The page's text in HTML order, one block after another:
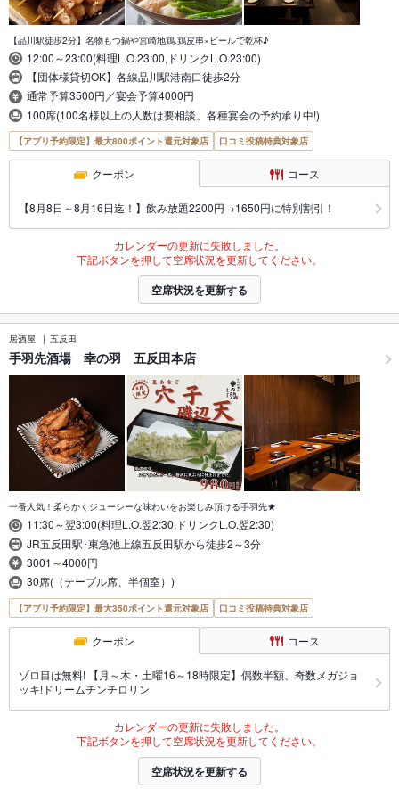
【品川駅徒歩2分】名物もつ鍋や宮崎地鶏.鶏皮串×ビールで乾杯♪
12:00～23:00(料理L.O.23:00,ドリンクL.O.23:00)
【団体様貸切OK】各線品川駅港南口徒歩2分
通常予算3500円／宴会予算4000円
100席(100名様以上の人数は要相談。各種宴会の予約承り中!)
【アプリ予約限定】最大800ポイント還元対象店 口コミ投稿特典対象店
クーポン コース
【8月8日～8月16日迄！】飲み放題2200円→1650円に特別割引！
カレンダーの更新に失敗しました。
下記ボタンを押して空席状況を更新してください。
空席状況を更新する
居酒屋 五反田
手羽先酒場 幸の羽 五反田本店
一番人気！柔らかくジューシーな味わいをお楽しみ頂ける手羽先★
11:30～翌3:00(料理L.O.翌2:30,ドリンクL.O.翌2:30)
JR五反田駅･東急池上線五反田駅から徒歩2～3分
3001～4000円
30席(（テーブル席、半個室）)
【アプリ予約限定】最大350ポイント還元対象店 口コミ投稿特典対象店
クーポン コース
ゾロ目は無料! 【月～木・土曜16～18時限定】偶数半額、奇数メガジョ
ッキ!ドリームチンチロリン
カレンダーの更新に失敗しました。
下記ボタンを押して空席状況を更新してください。
空席状況を更新する